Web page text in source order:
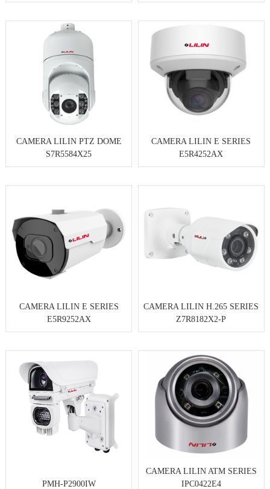
CAMERA LILIN PTZ DOME
S7R5584X25
CAMERA LILIN E SERIES
E5R4252AX
CAMERA LILIN E SERIES
E5R9252AX
CAMERA LILIN H.265 SERIES
Z7R8182X2-P
PMH-P2900IW
CAMERA LILIN ATM SERIES
IPC0422E4